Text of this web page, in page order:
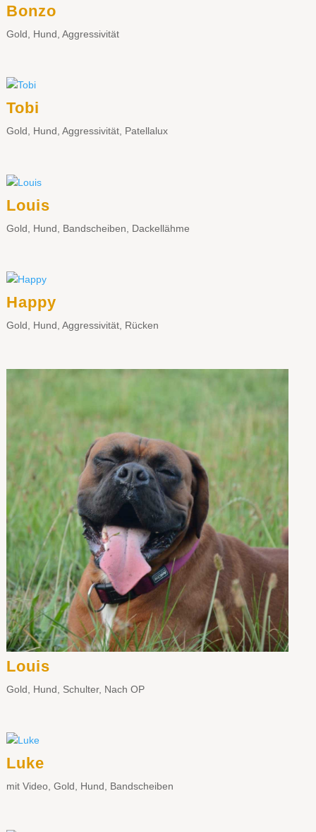
Bonzo
Gold Hund Aggressivität
Tobi
Gold, Hund, Aggressivität, Patellalux
Louis
Gold Hund Bandscheiben Dackellähme
Happy
Gold, Hund, Aggressivität, Rücken
Louis
Gold Hund Schulter, Nach OP
Luke
mit Video, Gold Hund Bandscheiben